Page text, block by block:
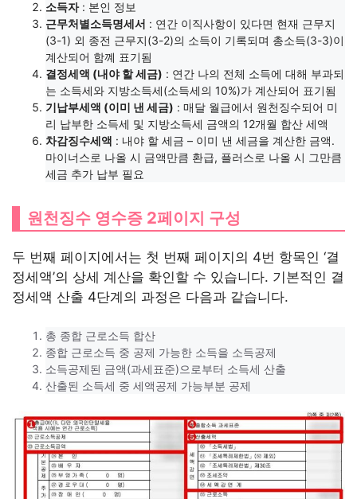
소득자: 본인 정보
근무처별소득명세서 : 연간 이직사항이 있다면 현재 근무지
(3-1) 외 종전 근무지(3-2)의 소득이 기록되며 총소득(3-3)이
계산되어 함꼐 표기됨
결정세액 (내야 할 세금) : 연간 나의 전체 소득에 대해 부과되
는 소득세와 지방소득세(소득세의 10%)가 계산되어 표기됨
기납부세액 (이미 낸 세금) : 매달 월급에서 원천징수되어 미
리 납부한 소득세 및 지방소득세 금액의 12개월 합산 세액
차감징수세액 : 내야 할 세금 – 이미 낸 세금을 계산한 금액.
마이너스로 나올 시 금액만큼 환급, 플러스로 나올 시 그만큼
세금 추가 납부 필요
원천징수 영수증 2페이지 구성
두 번째 페이지에서는 첫 번째 페이지의 4번 항목인 ‘결
정세액’의 상세 계산을 확인할 수 있습니다. 기본적인 결
정세액 산출 4단계의 과정은 다음과 같습니다.
총 종합 근로소득 합산
종합 근로소득 중 공제 가능한 소득을 소득공제
소득공제된 금액(과세표준)으로부터 소득세 산출
산출된 소득세 중 세액공제 가능부분 공제